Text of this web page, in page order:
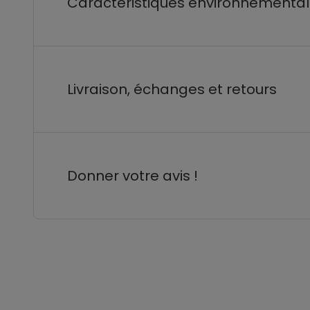
Livraison, échanges et retours
Donner votre avis !